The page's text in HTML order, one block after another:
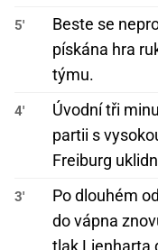
5'
Beste se
pískána hra
týmu.
4'
Úvodní tři
partii s
Freiburg
3'
Po dlouhém
do vápna